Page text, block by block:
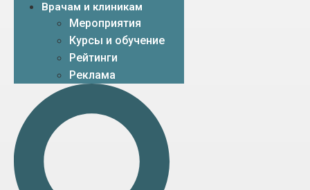
Врачам и клиникам
Мероприятия
Курсы и обучение
Рейтинги
Реклама